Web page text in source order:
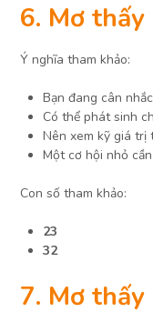
6. Mơ
Ý nghĩa tham khảo:
Bạn đang cân
Có thể phát sinh
Nên xem kỹ giá trị
Một cơ hội nhỏ
Con số tham khảo:
23
32
7. Mơ